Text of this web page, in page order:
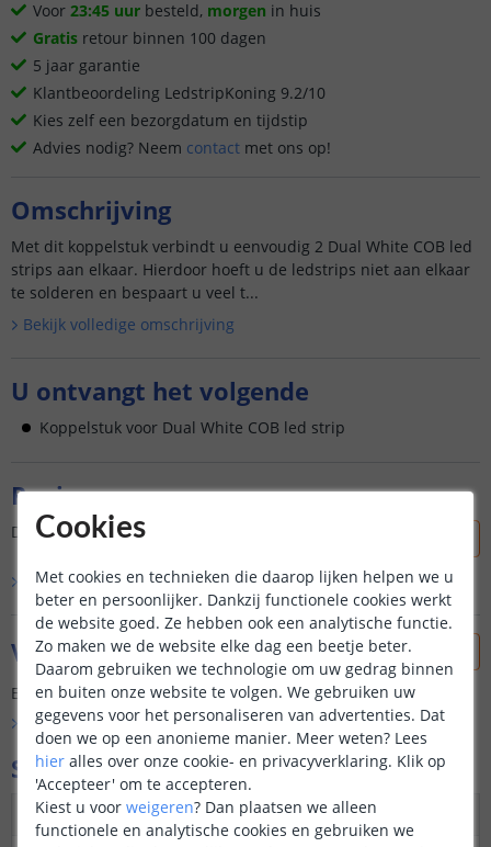
Voor 23:45 uur besteld, morgen in huis
Gratis retour binnen 100 dagen
5 jaar garantie
Klantbeoordeling LedstripKoning 9.2/10
Kies zelf een bezorgdatum en tijdstip
Advies nodig? Neem contact met ons op!
Omschrijving
Met dit koppelstuk verbindt u eenvoudig 2 Dual White COB led
strips aan elkaar. Hierdoor hoeft u de ledstrips niet aan elkaar
te solderen en bespaart u veel t...
Bekijk volledige omschrijving
U ontvangt het volgende
Koppelstuk voor Dual White COB led strip
Reviews
Dit product is nog niet beoordeeld door onze klanten.
Bekijk alle 0 reviews
Vraag & antwoord
Er is nog geen vraag gesteld over dit product.
Bekijk alle Vraag & antwoord
Specificaties
Geschikt voor
Dual White COB ledstrip
Cookies
Met cookies en technieken die daarop lijken helpen we u
beter en persoonlijker. Dankzij functionele cookies werkt
de website goed. Ze hebben ook een analytische functie.
Zo maken we de website elke dag een beetje beter.
Daarom gebruiken we technologie om uw gedrag binnen
en buiten onze website te volgen. We gebruiken uw
gegevens voor het personaliseren van advertenties. Dat
doen we op een anonieme manier. Meer weten? Lees
hier alles over onze cookie- en privacyverklaring. Klik op
'Accepteer' om te accepteren.
Kiest u voor weigeren? Dan plaatsen we alleen
functionele en analytische cookies en gebruiken we